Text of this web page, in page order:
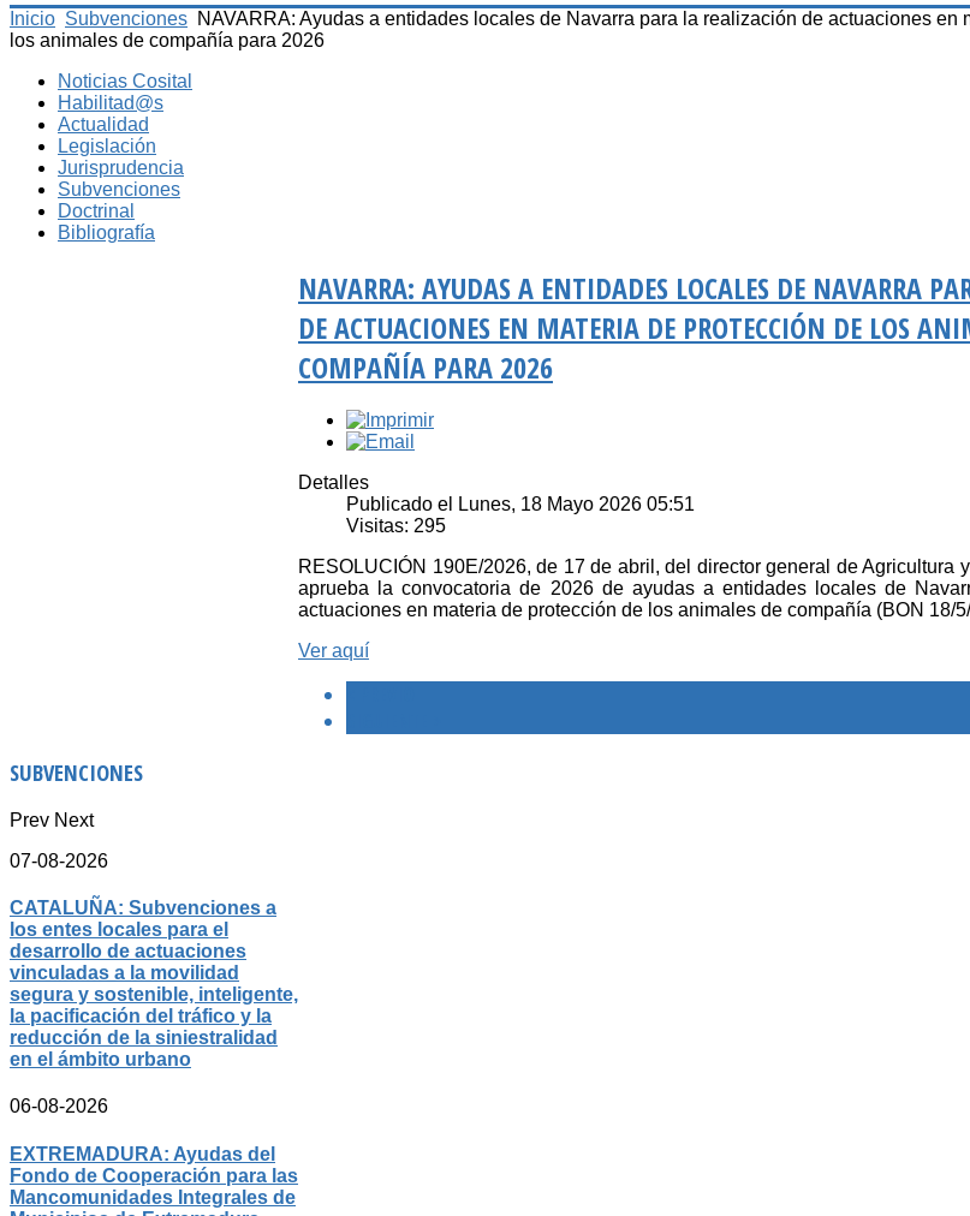
Inicio Subvenciones NAVARRA: Ayudas a entidades locales de Navarra para la realización de actuaciones en
los animales de compañía para 2026
Noticias Cosital
Habilitad@s
Actualidad
Legislación
Jurisprudencia
Subvenciones
Doctrinal
Bibliografía
NAVARRA: AYUDAS A ENTIDADES LOCALES DE NAVARRA
DE ACTUACIONES EN MATERIA DE PROTECCIÓN DE LOS
COMPAÑÍA PARA 2026
Detalles
Publicado el Lunes, 18 Mayo 2026 05:51
Visitas: 295
RESOLUCIÓN 190E/2026, de 17 de abril, del director general de Agricultura
aprueba la convocatoria de 2026 de ayudas a entidades locales de
actuaciones en materia de protección de los animales de compañía (BON 18/
Ver aquí
SUBVENCIONES
Prev Next
07-08-2026
CATALUÑA: Subvenciones a
los entes locales para el
desarrollo de actuaciones
vinculadas a la movilidad
segura y sostenible, inteligente,
la pacificación del tráfico y la
reducción de la siniestralidad
en el ámbito urbano
06-08-2026
EXTREMADURA: Ayudas del
Fondo de Cooperación para las
Mancomunidades Integrales de